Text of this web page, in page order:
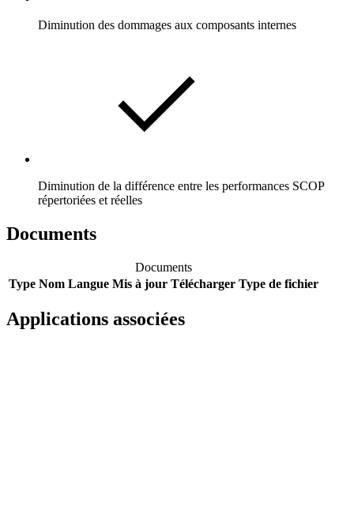
Diminution des dommages aux composants internes
Diminution de la différence entre les performances SCOP
répertoriées et réelles
Documents
Documents
Type Nom Langue Mis à jour Télécharger Type de fichier
Applications associées